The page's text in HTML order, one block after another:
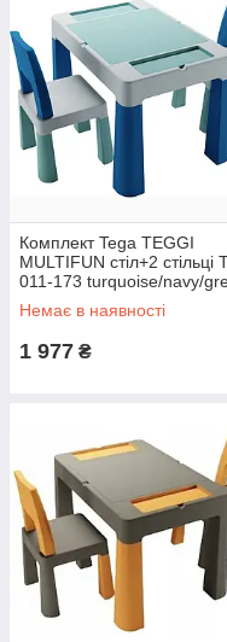
Комплект Tega TEGGI
MULTIFUN стіл+2 стільці
011-173 turquoise/navy/
Немає в наявності
1 977 ₴